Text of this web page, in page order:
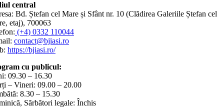
central
Bd. Ștefan cel Mare și Sfânt nr. 10 (Clădirea Galeriile Ștefan cel
etaj), 700063
(+4) 0332 110044
contact@bjiasi.ro
https://bjiasi.ro/
cu publicul:
09.30 – 16.30
– Vineri: 09.00 – 20.00
8.30 – 15.30
Sărbători legale: Închis